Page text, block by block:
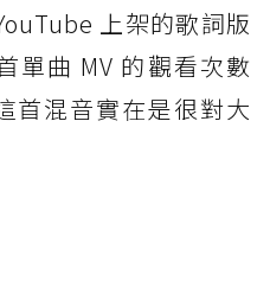
上架的歌詞版
單曲 MV 的觀看次數
首混音實在是很對大